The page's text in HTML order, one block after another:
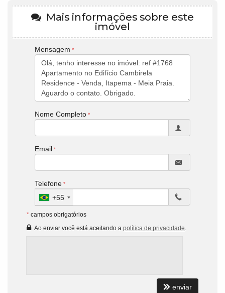
Mais informações sobre este
imóvel
Mensagem
Nome Completo
Email
Telefone
+55
* campos obrigatórios
Ao enviar você está aceitando a política de privacidade
enviar